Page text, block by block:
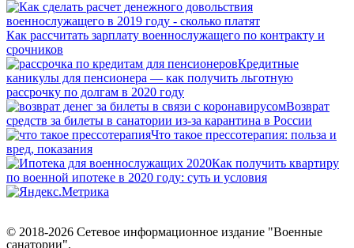
Как рассчитать зарплату военнослужащего по контракту и
срочников
Кредитные
каникулы для пенсионера — как получить льготную
рассрочку по долгам в 2020 году
Возврат
средств за билеты в санатории из-за карантина в России
Что такое прессотерапия: польза и
вред, показания
Как получить квартиру
по военной ипотеке в 2020 году: суть и условия
© 2018-2026 Сетевое информационное издание "Военные
санатории".